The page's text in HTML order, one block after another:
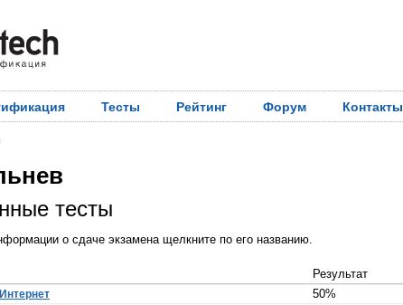
Тесты Рейтинг Форум Контакты
тесты
о сдаче экзамена щелкните по его названию.
Результат
50%